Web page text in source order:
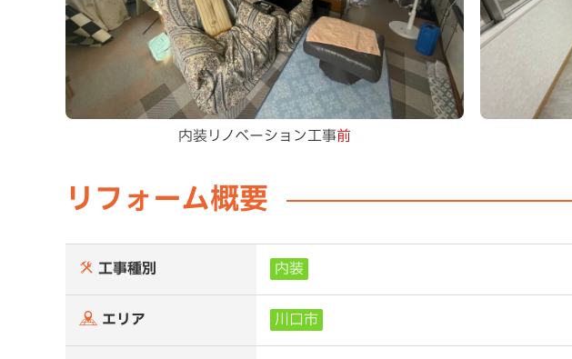
内装リノベーション工事前
リフォーム概要
工事種別 内装
エリア 川口市